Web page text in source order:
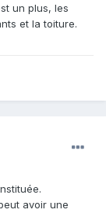
un plus, les
et la toiture.
avoir une